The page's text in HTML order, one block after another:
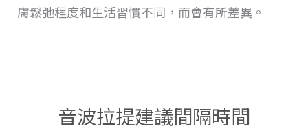
膚鬆弛程度和生活習慣不同，而會有所差異。
音波拉提建議間隔時間